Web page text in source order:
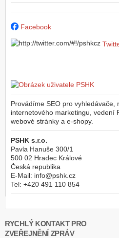
Facebook
Provádíme SEO pro vyhledávače,
internetového marketingu, vedení
webové stránky a e-shopy.
PSHK s.r.o.
Pavla Hanuše 300/1
500 02 Hradec Králové
Česká republika
E-Mail: info@pshk.cz
Tel: +420 491 110 854
RYCHLÝ KONTAKT PRO
ZVEŘEJNĚNÍ ZPRÁV